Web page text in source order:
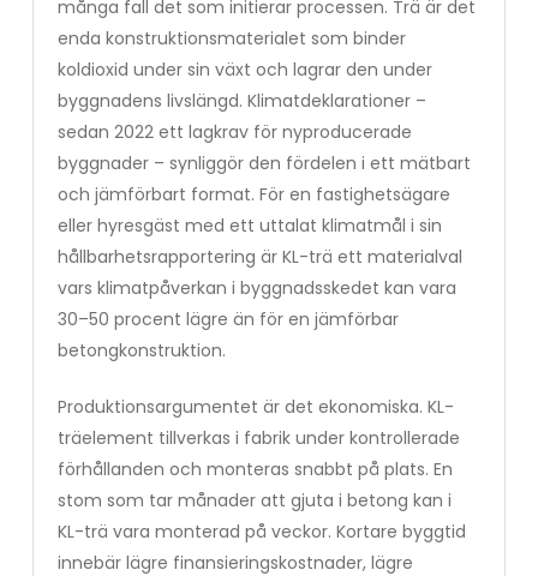
många fall det som initierar processen. Trä är det
enda konstruktionsmaterialet som binder
koldioxid under sin växt och lagrar den under
byggnadens livslängd. Klimatdeklarationer –
sedan 2022 ett lagkrav för nyproducerade
byggnader – synliggör den fördelen i ett mätbart
och jämförbart format. För en fastighetsägare
eller hyresgäst med ett uttalat klimatmål i sin
hållbarhetsrapportering är KL-trä ett materialval
vars klimatpåverkan i byggnadsskedet kan vara
30–50 procent lägre än för en jämförbar
betongkonstruktion.
Produktionsargumentet är det ekonomiska. KL-
träelement tillverkas i fabrik under kontrollerade
förhållanden och monteras snabbt på plats. En
stom som tar månader att gjuta i betong kan i
KL-trä vara monterad på veckor. Kortare byggtid
innebär lägre finansieringskostnader, lägre